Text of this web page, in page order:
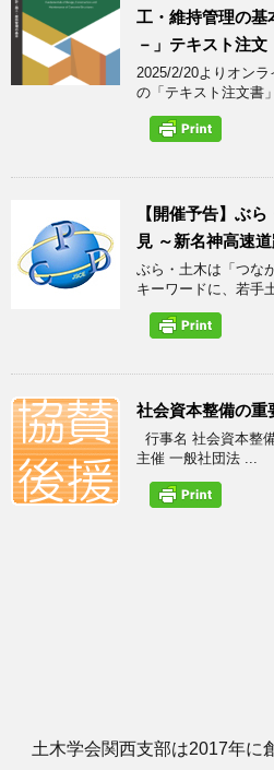
工・維持管理の基
－」テキスト注文
2025/2/20よりオン
の「テキスト注文書
【開催予告】ぶ
見 ～新名神高速
ぶら・土木は「つな
キーワードに、若手
社会資本整備の重
行事名 社会資本整
主催 一般社団法 ...
土木学会関西支部は2017年に